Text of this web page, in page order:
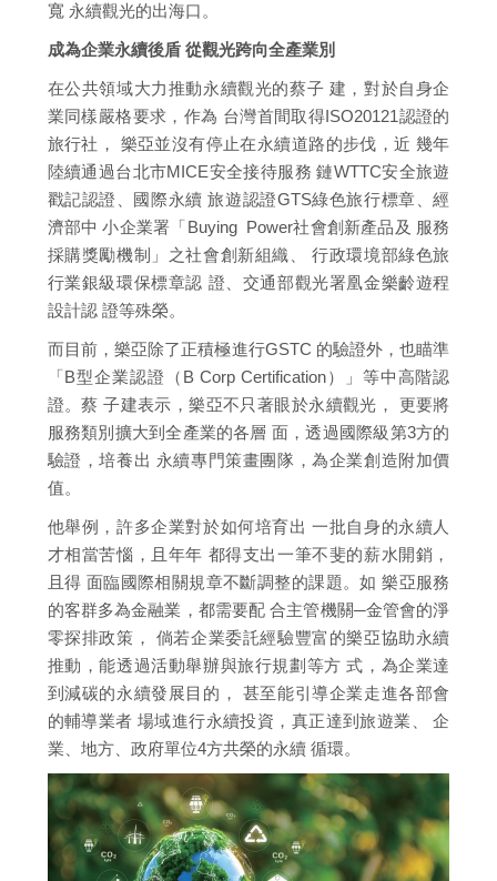
寬 永續觀光的出海口。
成為企業永續後盾 從觀光跨向全產業別
在公共領域大力推動永續觀光的蔡子 建，對於自身企
業同樣嚴格要求，作為 台灣首間取得ISO20121認證的
旅行社， 樂亞並沒有停止在永續道路的步伐，近 幾年
陸續通過台北市MICE安全接待服務 鏈WTTC安全旅遊
戳記認證、國際永續 旅遊認證GTS綠色旅行標章、經
濟部中 小企業署「Buying Power社會創新產品及 服務
採購獎勵機制」之社會創新組織、 行政環境部綠色旅
行業銀級環保標章認 證、交通部觀光署凰金樂齡遊程
設計認 證等殊榮。
而目前，樂亞除了正積極進行GSTC 的驗證外，也瞄準
「B型企業認證（B Corp Certification）」等中高階認
證。蔡 子建表示，樂亞不只著眼於永續觀光， 更要將
服務類別擴大到全產業的各層 面，透過國際級第3方的
驗證，培養出 永續專門策畫團隊，為企業創造附加價
值。
他舉例，許多企業對於如何培育出 一批自身的永續人
才相當苦惱，且年年 都得支出一筆不斐的薪水開銷，
且得 面臨國際相關規章不斷調整的課題。如 樂亞服務
的客群多為金融業，都需要配 合主管機關─金管會的淨
零探排政策， 倘若企業委託經驗豐富的樂亞協助永續
推動，能透過活動舉辦與旅行規劃等方 式，為企業達
到減碳的永續發展目的， 甚至能引導企業走進各部會
的輔導業者 場域進行永續投資，真正達到旅遊業、 企
業、地方、政府單位4方共榮的永續 循環。